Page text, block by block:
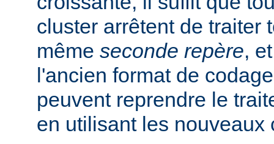
cluster arrêtent de traiter
même seconde repère,
l'ancien format de
peuvent reprendre le
en utilisant les nouveaux